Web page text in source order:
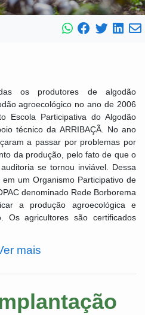
os produtores de algodão
agroecológico no ano de 2006
Escola Participativa do Algodão
técnico da ARRIBAÇÃ. No ano
a passar por problemas por
da produção, pelo fato de que o
se tornou inviável. Dessa
um Organismo Participativo de
denominado Rede Borborema
a produção agroecológica e
Os agricultores são certificados
mais